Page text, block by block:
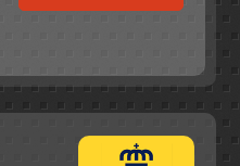
era:
es: